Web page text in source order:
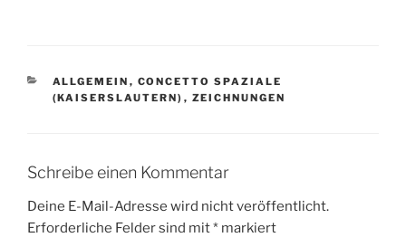
KATEGORIEN
ALLGEMEIN , CONCETTO SPAZIALE
(KAISERSLAUTERN) , ZEICHNUNGEN
Schreibe einen Kommentar
Deine E-Mail-Adresse wird nicht veröffentlicht.
Erforderliche Felder sind mit* markiert